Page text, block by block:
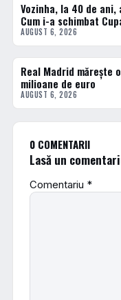
FOTBAL EXTERN
Vozinha, la 40 de
Cum i-a schimbat
AUGUST 6, 2026
FOTBAL EXTERN
Real Madrid mărește
milioane de euro
AUGUST 6, 2026
0 COMENTARII
Lasă un
Comentariu *